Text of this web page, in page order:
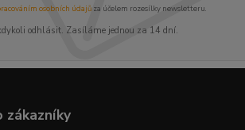
osobních údajůza účelem rozesílky newsletteru.
odhlásit. Zasíláme jednou za 14 dní.
zákazníky